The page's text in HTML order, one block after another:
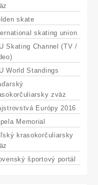
skate
skating union
Skating Channel (TV /
World Standings
zväz
Európy 2016
Memorial
krasokorčuliarsky
športový portál